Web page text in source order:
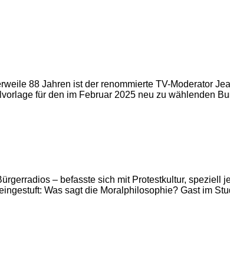
88 Jahren ist der renommierte TV-Moderator
für den im Februar 2025 neu zu wählenden
– befasste sich mit Protestkultur, speziell
Was sagt die Moralphilosophie? Gast im